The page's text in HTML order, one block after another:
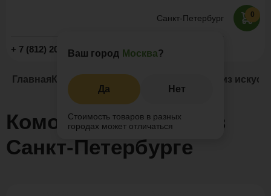
Санкт-Петербург
Ваш город Москва?
Да Нет
Стоимость товаров в разных
городах может отличаться
+ 7 (812) 209-19-59 Заказать звонок
0
Главная Каталог Мебель для террас Мебель из
Комоды из ротанга в
Санкт-Петербурге